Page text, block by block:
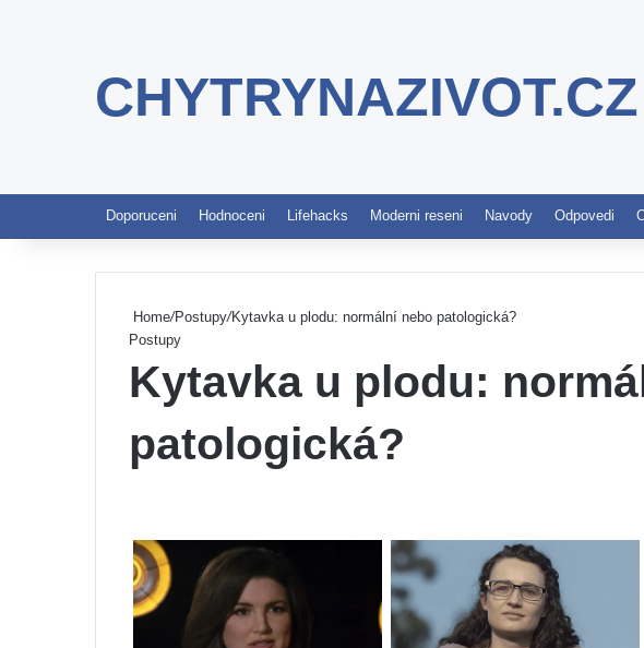
CHYTRYNAZIVOT.CZ
Doporuceni Hodnoceni Lifehacks Moderni reseni Navody Odpovedi
Home/Postupy/Kytavka u plodu: normální nebo patologická?
Postupy
Kytavka u plodu:
patologická?